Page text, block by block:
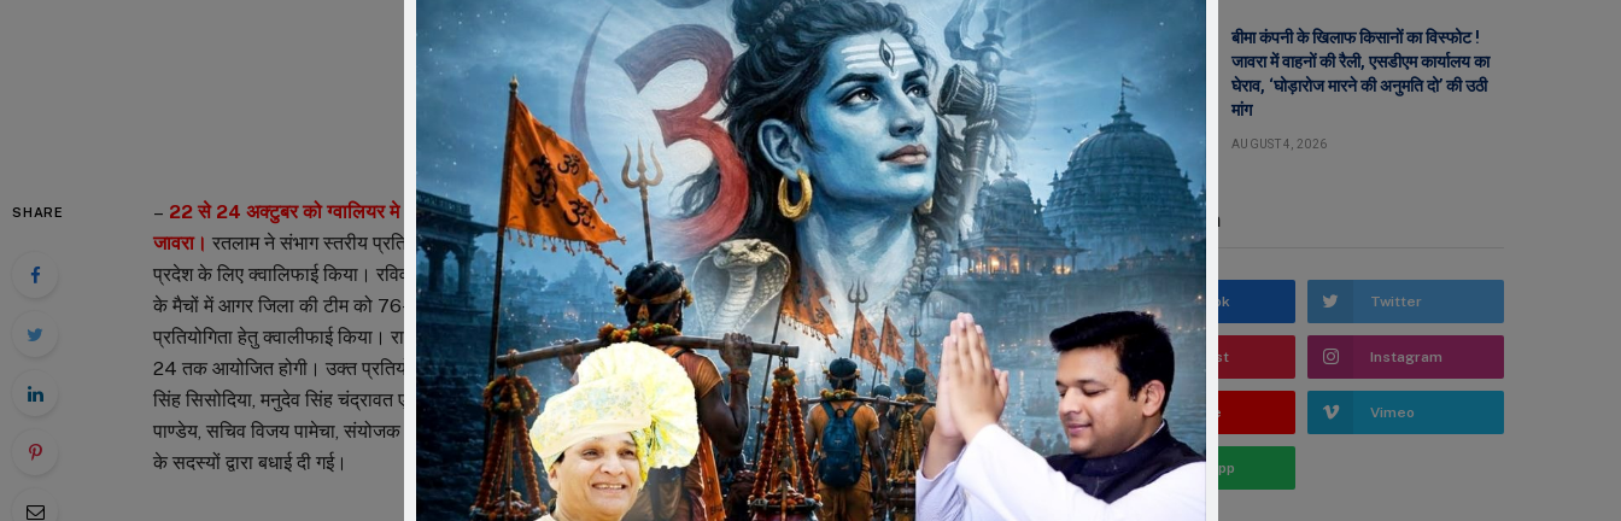
SHARE – 22 से 24 अक्टुबर को ग्वालियर मे आयोजित राज्य स्तरीय प्रतियोगिता में करेंगे प्रतिनिधित्व
जावरा। रतलाम ने संभाग स्तरीय प्रतियोगिता में शानदार प्रदर्शन करते हुए 39 वी युथ (अंडर 16) राज्य स्तरीय प्रतियोगिता मध्य
प्रदेश के लिए क्वालिफाई किया। रविवार को उज्जैन में संभाग स्तरीय प्रतियोगिता आयोजीत हुई थी। जिसमें डीबीए रतलाम ने लीग
के मैचों में आगर जिला की टीम को 76-60 से हराया और सेमीफाइनल में रतलाम कॉर्पोरेशन को 47-45 से हराकर राज्य स्तरीय
प्रतियोगिता हेतु क्वालीफाई किया। राज्य स्तरीय प्रतियोगिता ग्वालियर आईटीएम यूनिवर्सिटी में 22 अक्टुबर 24 से 26 अक्टुबर
24 तक आयोजित होगी। उक्त प्रतियोगिता के माध्यम से मध्य प्रदेश टीम का चयन होगा। टीम के कोच मुकेश केथवास, रविन्द्र
सिंह सिसोदिया, मनुदेव सिंह चंद्रावत एवं अपार सिंह गंभीर थे। इस उपलब्धि पर जिला बास्केटबॉल संघ अध्यक्ष विधायक डॉ.राजेन्द्र
पाण्डेय, सचिव विजय पामेचा, संयोजक अशोक सेठिया, उपाध्यक्ष डॉ.सुरेश मेहता, महेन्द्र गंगवाल, कोषाध्यक्ष अरुण संघवी सहित संघ
के सदस्यों द्वारा बधाई दी गई।
बीमा कंपनी के खिलाफ किसानों का विस्फोट !
जावरा में वाहनों की रैली, एसडीएम कार्यालय का
घेराव, ‘घोड़ारोज मारने की अनुमति दो’ की उठी
मांग
AUGUST 4, 2026
Stay In Touch
Facebook Twitter
Pinterest Instagram
YouTube Vimeo
WhatsApp